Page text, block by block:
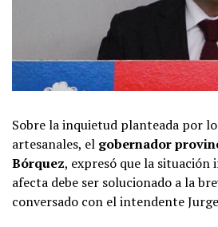
Sobre la inquietud planteada por
artesanales, el gobernador
Bórquez, expresó que la situación
afecta debe ser solucionado a la
conversado con el intendente